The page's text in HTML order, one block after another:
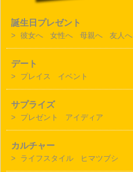
誕生日プレゼント
> 彼女へ 女性へ 母親へ 友人へ
デート
> プレイス イベント
サプライズ
> プレゼント アイディア
カルチャー
> ライフスタイル ヒマツブシ